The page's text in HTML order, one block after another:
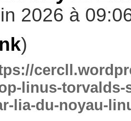
2026 à
)
linus-
lia-du-noyau-